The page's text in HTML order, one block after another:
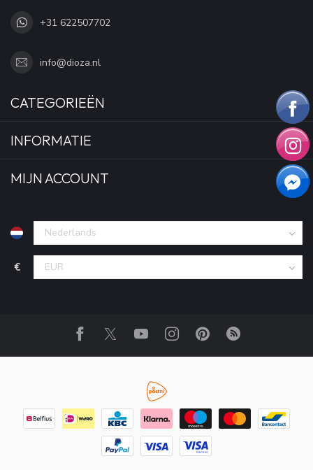
+31 622507702
info@dioza.nl
CATEGORIEËN
INFORMATIE
MIJN ACCOUNT
€